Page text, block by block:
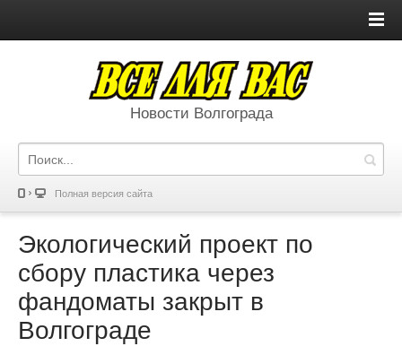
Новости Волгограда
Полная версия сайта
Экологический проект по
сбору пластика через
фандоматы закрыт в
Волгограде